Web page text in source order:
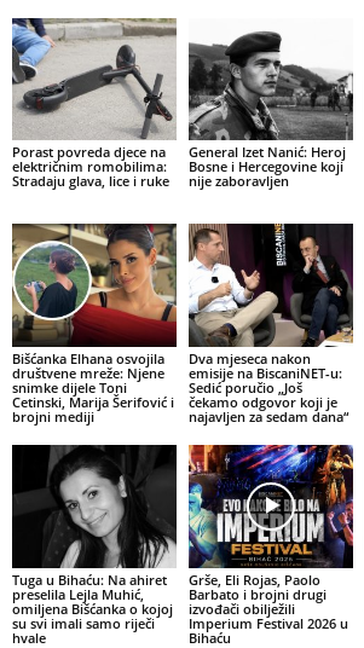
Porast povreda djece na
električnim romobilima:
Stradaju glava, lice i ruke
General Izet Nanić: Heroj
Bosne i Hercegovine koji
nije zaboravljen
Bišćanka Elhana osvojila
društvene mreže: Njene
snimke dijele Toni
Cetinski, Marija Šerifović i
brojni mediji
Dva mjeseca nakon
emisije na BiscaniNET-u:
Sedić poručio „Još
čekamo odgovor koji je
najavljen za sedam dana“
Tuga u Bihaću: Na ahiret
preselila Lejla Muhić,
omiljena Bišćanka o kojoj
su svi imali samo riječi
hvale
Grše, Eli Rojas, Paolo
Barbato i brojni drugi
izvođači obilježili
Imperium Festival 2026 u
Bihaću